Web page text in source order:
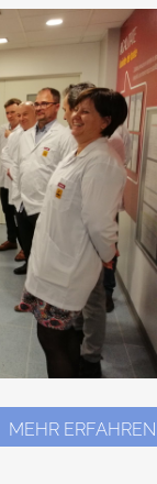
MEHR ERFAHREN